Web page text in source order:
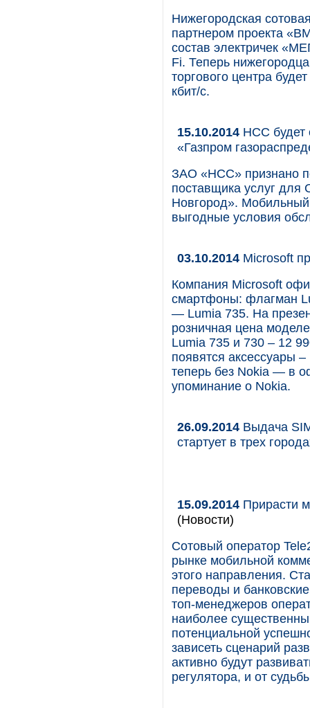
Нижегородская
партнером проекта
состав электричек
Fi. Теперь
торгового центра
кбит/с.
15.10.2014 НСС будет
«Газпром
ЗАО «НСС» признано
поставщика услуг
Новгород».
выгодные условия
03.10.2014 Microsoft
Компания Microsoft
смартфоны: флагман
— Lumia 735. На
розничная цена
Lumia 735 и 730 – 12
появятся аксессуары
теперь без Nokia — в
упоминание о Nokia.
26.09.2014 Выдача
стартует в трех
15.09.2014 Прирасти
(Новости)
Сотовый оператор
рынке мобильной
этого направления.
переводы и
топ-менеджеров
наиболее
потенциальной
зависеть сценарий
активно будут
регулятора, и от